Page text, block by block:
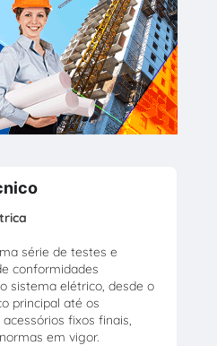
série de testes e
conformidades
sistema elétrico, desde o
principal até os
fixos finais,
em vigor.